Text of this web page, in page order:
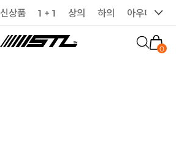
신상품 1 + 1 상의 하의 아우터
0